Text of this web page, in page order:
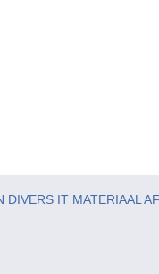
DIVERS IT MATERIAAL